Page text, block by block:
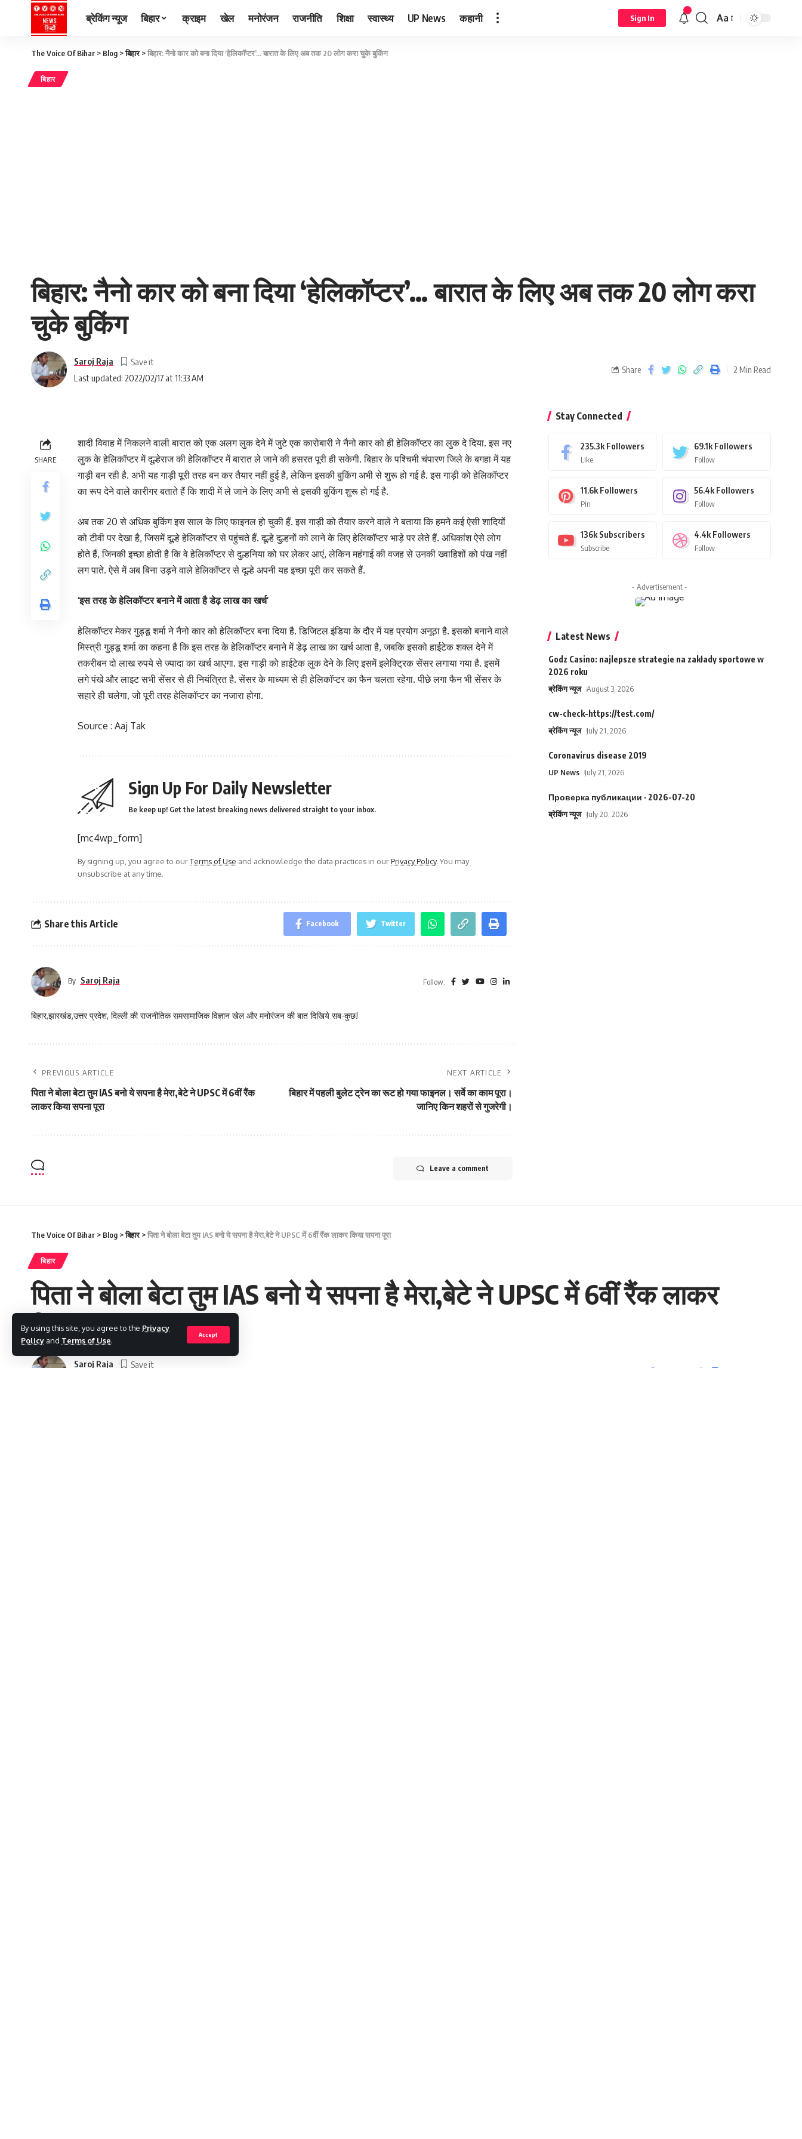
By using this site, you agree to the Privacy
Policy and Terms of Use.
Accept
ब्रेकिंग न्यूज बिहार क्राइम खेल मनोरंजन राजनीति शिक्षा स्वास्थ्य UP News कहानी Sign In Aa
The Voice Of Bihar > Blog >बिहार>बिहार: नैनो कार को बना दिया ‘हेलिकॉप्टर’… बारात के लिए अब तक 20 लोग करा चुके बुकिंग
बिहार
बिहार: नैनो कार को बना दिया ‘हेलिकॉप्टर’… बारात के लिए अब तक 20 लोग करा
चुके बुकिंग
Last updated: 2022/02/17 at 11:33 AM
Saroj Raja
Share 2 Min Read
SHARE
शादी विवाह में निकलने वाली बारात को एक अलग लुक देने में जुटे एक कारोबारी ने नैनो कार को ही हेलिकॉप्टर का लुक दे दिया. इस नए
लुक के हेलिकॉप्टर में दूल्हेराज की हेलिकॉप्टर में बारात ले जाने की हसरत पूरी ही सकेगी. बिहार के पश्चिमी चंपारण जिले के बगहा में यह
गाड़ी बन रही है. अभी यह गाड़ी पूरी तरह बन कर तैयार नहीं हुई है, लेकिन इसकी बुकिंग अभी से शुरू हो गई है. इस गाड़ी को हेलिकॉप्टर
का रूप देने वाले कारीगर बताते हैं कि शादी में ले जाने के लिए अभी से इसकी बुकिंग शुरू हो गई है.
अब तक 20 से अधिक बुकिंग इस साल के लिए फाइनल हो चुकी हैं. इस गाड़ी को तैयार करने वाले ने बताया कि हमने कई ऐसी शादियों
को टीवी पर देखा है, जिसमें दूल्हे हेलिकॉप्टर से पहुंचते हैं. दूल्हे दुल्हनों को लाने के लिए हेलिकॉप्टर भाड़े पर लेते हैं. अधिकांश ऐसे लोग
होते हैं, जिनकी इच्छा होती है कि वे हेलिकॉप्टर से दुल्हनिया को घर लेकर आएं, लेकिन महंगाई की वजह से उनकी ख्वाहिशों को पंख नहीं
लग पाते. ऐसे में अब बिना उड़ने वाले हेलिकॉप्टर से दूल्हे अपनी यह इच्छा पूरी कर सकते हैं.
‘इस तरह के हेलिकॉप्टर बनाने में आता है डेढ़ लाख का खर्च’
हेलिकॉप्टर मेकर गुड्डू शर्मा ने नैनो कार को हेलिकॉप्टर बना दिया है. डिजिटल इंडिया के दौर में यह प्रयोग अनूठा है. इसको बनाने वाले
मिस्त्री गुड्डू शर्मा का कहना है कि इस तरह के हेलिकॉप्टर बनाने में डेढ़ लाख का खर्च आता है, जबकि इसको हाईटेक शक्ल देने में
तकरीबन दो लाख रुपये से ज्यादा का खर्च आएगा. इस गाड़ी को हाईटेक लुक देने के लिए इसमें इलेक्ट्रिक सेंसर लगाया गया है. इसमें
लगे पंखे और लाइट सभी सेंसर से ही नियंत्रित है. सेंसर के माध्यम से ही हेलिकॉप्टर का फैन चलता रहेगा. पीछे लगा फैन भी सेंसर के
सहारे ही चलेगा, जो पूरी तरह हेलिकॉप्टर का नजारा होगा.
Source : Aaj Tak
Sign Up For Daily Newsletter
Be keep up! Get the latest breaking news delivered straight to your inbox.
[mc4wp_form]
By signing up, you agree to ourTerms of Use and acknowledge the data practices in ourPrivacy Policy. You may
unsubscribe at any time.
Share this Article Facebook Twitter
By Saroj Raja Follow:
बिहार,झारखंड,उत्तर प्रदेश, दिल्ली की राजनीतिक समसामाजिक विज्ञान खेल और मनोरंजन की बात दिखिये सब-कुछ!
PREVIOUS ARTICLE
पिता ने बोला बेटा तुम IAS बनो ये सपना है मेरा,बेटे ने UPSC में 6वीं रैंक
लाकर किया सपना पूरा
NEXT ARTICLE
बिहार में पहली बुलेट ट्रेन का रूट हो गया फाइनल। सर्वे का काम पूरा।
जानिए किन शहरों से गुजरेगी।
Leave a comment
Stay Connected
235.3k Followers
Like
69.1k Followers
Follow
11.6k Followers
Pin
56.4k Followers
Follow
136k Subscribers
Subscribe
4.4k Followers
Follow
- Advertisement -
Latest News
Godz Casino: najlepsze strategie na zakłady sportowe w
2026 roku
ब्रेकिंग न्यूज August 3, 2026
cw-check-https://test.com/
ब्रेकिंग न्यूज July 21, 2026
Coronavirus disease 2019
UP News July 21, 2026
Проверка публикации · 2026-07-20
ब्रेकिंग न्यूज July 20, 2026
The Voice Of Bihar > Blog >बिहार>पिता ने बोला बेटा तुम IAS बनो ये सपना है मेरा,बेटे ने UPSC में 6वीं रैंक लाकर किया सपना पूरा
बिहार
पिता ने बोला बेटा तुम IAS बनो ये सपना है मेरा,बेटे ने UPSC में 6वीं रैंक लाकर
किया सपना पूरा
Saroj Raja